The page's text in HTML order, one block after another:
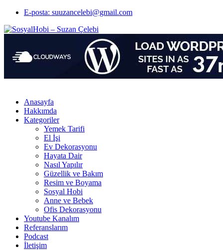
E-posta: suuzancelebi@gmail.com
Anasayfa
Hakkımda
Kategoriler
Yemek Tarifi
El İşi
Ev Dekorasyonu
Hayata Dair
Nasıl Yapılır
Güzellik ve Bakım
Resim ve Boyama
Sosyal Hobi
Anne ve Bebek
Ofis Dekorasyonu
Youtube Kanalım
Referanslarım
Podcast
İletişim